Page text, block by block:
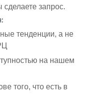
запрос.
тенденции, а не
на нашем
того, что есть в